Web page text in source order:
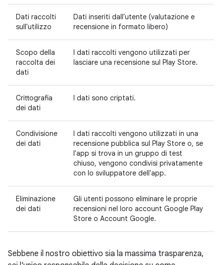
Dati raccolti
sull'utilizzo
Dati inseriti dall'utente (valutazione e
recensione in formato libero)
Scopo della
raccolta dei
dati
I dati raccolti vengono utilizzati per
lasciare una recensione sul Play Store.
Crittografia
dei dati
I dati sono criptati.
Condivisione
dei dati
I dati raccolti vengono utilizzati in una
recensione pubblica sul Play Store o, se
l'app si trova in un gruppo di test
chiuso, vengono condivisi privatamente
con lo sviluppatore dell'app.
Eliminazione
dei dati
Gli utenti possono eliminare le proprie
recensioni nel loro account Google Play
Store o Account Google.
Sebbene il nostro obiettivo sia la massima trasparenza,